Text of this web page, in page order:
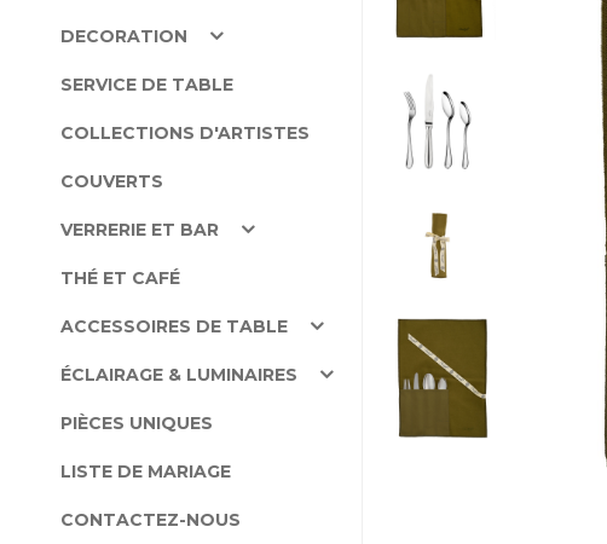
DECORATION
SERVICE DE TABLE
COLLECTIONS D'ARTISTES
COUVERTS
VERRERIE ET BAR
THÉ ET CAFÉ
ACCESSOIRES DE TABLE
ÉCLAIRAGE & LUMINAIRES
PIÈCES UNIQUES
LISTE DE MARIAGE
CONTACTEZ-NOUS